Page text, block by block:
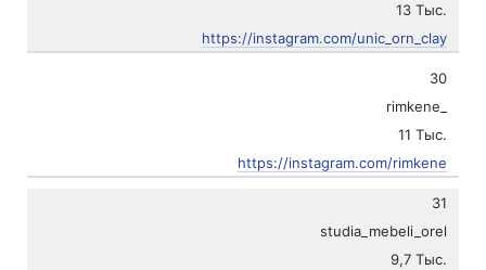
13 Тыс.
https://instagram.com/unic_orn_clay
30
rimkene_
11 Тыс.
https://instagram.com/rimkene
31
studia_mebeli_orel
9,7 Тыс.